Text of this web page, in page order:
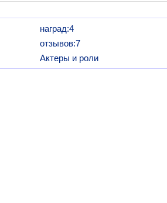
наград:4
отзывов:7
Актеры и роли